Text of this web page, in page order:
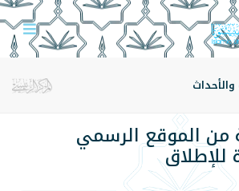
والأحداث
من الموقع الرسمي
للإطلاق